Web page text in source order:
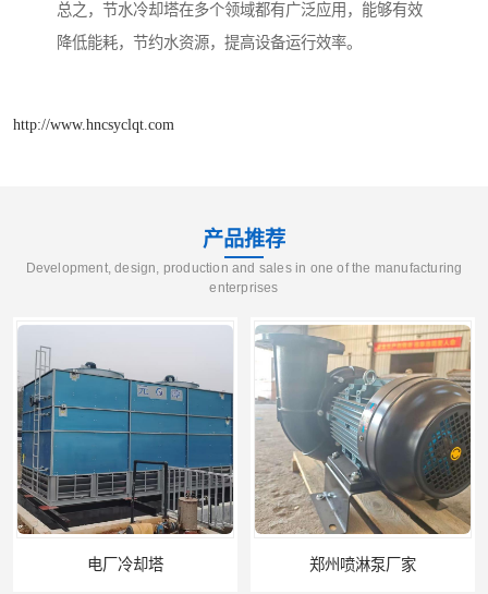
总之，节水冷却塔在多个领域都有广泛应用，能够有效
降低能耗，节约水资源，提高设备运行效率。
http://www.hncsyclqt.com
产品推荐
Development, design, production and sales in one of the manufacturing
enterprises
电厂冷却塔 郑州喷淋泵厂家